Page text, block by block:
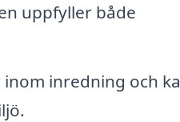
uppfyller både
inredning och